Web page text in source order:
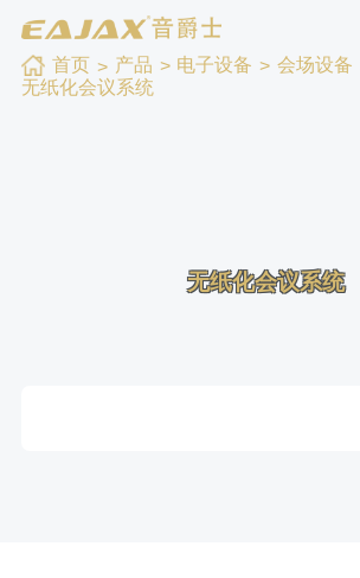
首页 产品 电子设备
会场设备
无纸化会议系统
无纸化会议系统